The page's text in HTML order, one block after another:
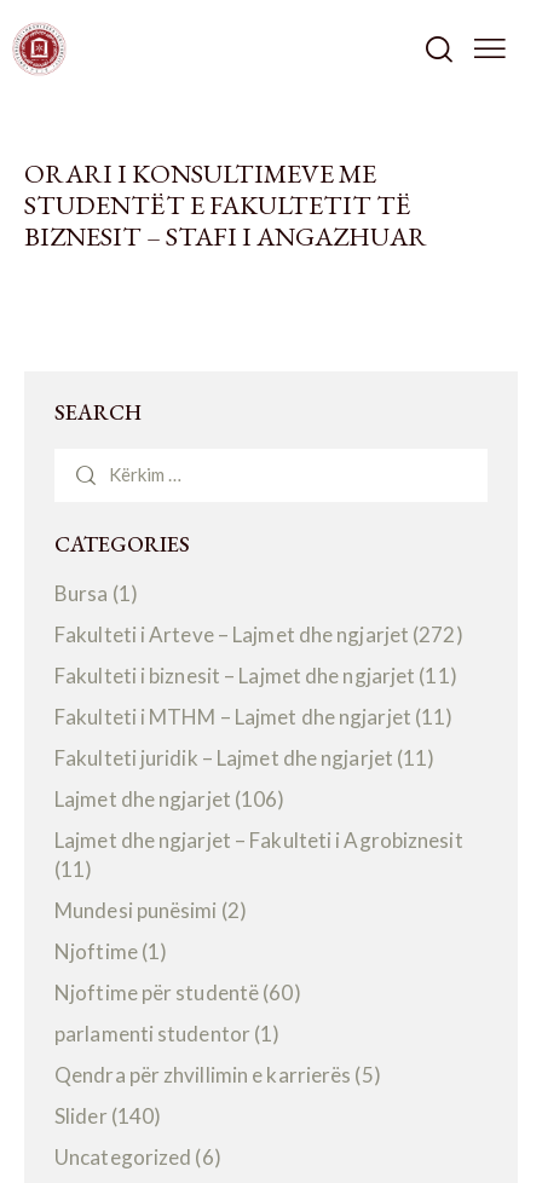
ORARI I KONSULTIMEVE ME
STUDENTËT E FAKULTETIT TË
BIZNESIT – STAFI I ANGAZHUAR
SEARCH
CATEGORIES
Bursa (1)
Fakulteti i Arteve – Lajmet dhe ngjarjet (272)
Fakulteti i biznesit – Lajmet dhe ngjarjet (11)
Fakulteti i MTHM – Lajmet dhe ngjarjet (11)
Fakulteti juridik – Lajmet dhe ngjarjet (11)
Lajmet dhe ngjarjet (106)
Lajmet dhe ngjarjet – Fakulteti i Agrobiznesit
(11)
Mundesi punësimi (2)
Njoftime(1)
Njoftime për studentë(60)
parlamenti studentor (1)
Qendra për zhvillimin e karrierës (5)
Slider (140)
Uncategorized (6)